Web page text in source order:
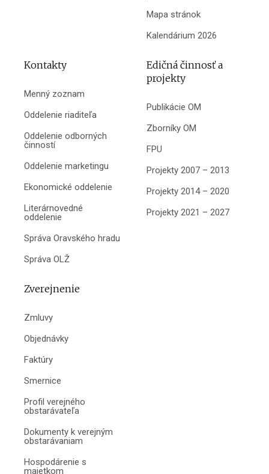
Mapa stránok
Kalendárium 2026
Kontakty
Menný zoznam
Oddelenie riaditeľa
Oddelenie odborných
činností
Oddelenie marketingu
Ekonomické oddelenie
Literárnovedné
oddelenie
Správa Oravského hradu
Správa OLŽ
Edičná činnosť a
projekty
Publikácie OM
Zborníky OM
FPU
Projekty 2007 – 2013
Projekty 2014 – 2020
Projekty 2021 – 2027
Zverejnenie
Zmluvy
Objednávky
Faktúry
Smernice
Profil verejného
obstarávateľa
Dokumenty k verejným
obstarávaniam
Hospodárenie s
majetkom